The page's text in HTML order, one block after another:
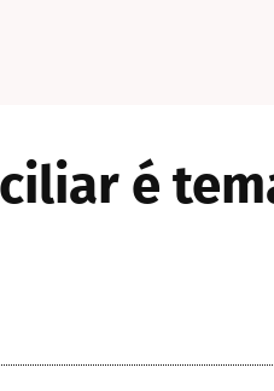
é